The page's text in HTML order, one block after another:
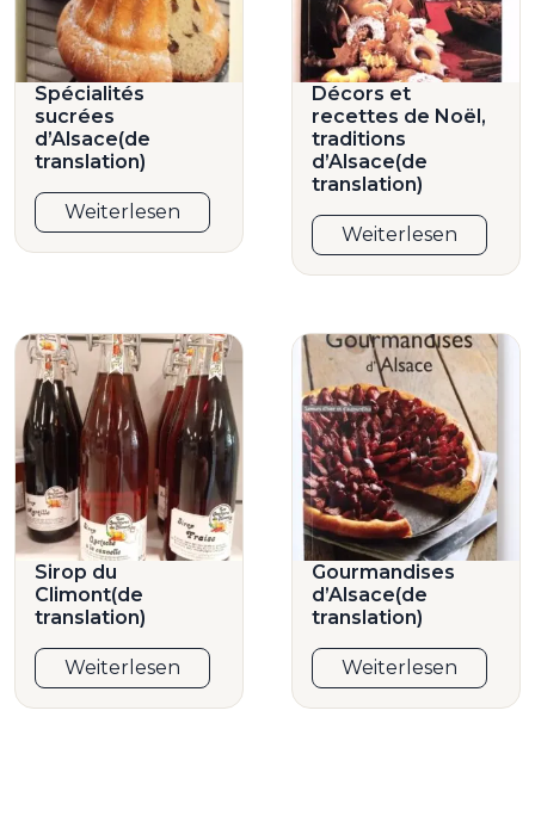
Spécialités
sucrées
d’Alsace(de
translation)
Weiterlesen
Décors et
recettes de Noël,
traditions
d’Alsace(de
translation)
Weiterlesen
Sirop du
Climont(de
translation)
Weiterlesen
Gourmandises
d’Alsace(de
translation)
Weiterlesen